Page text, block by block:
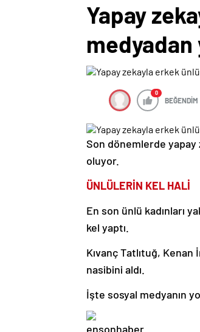
Yapay
medyadan
0
BEĞENDİM
Son dönemlerde yapay
oluyor.
ÜNLÜLERİN KEL HALİ
En son ünlü kadınları
kel yaptı.
Kıvanç Tatlıtuğ, Kenan
nasibini aldı.
İşte sosyal medyanın